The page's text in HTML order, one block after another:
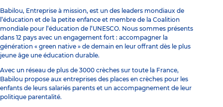
Babilou, Entreprise à mission, est un des leaders mondiaux de
l’éducation et de la petite enfance et membre de la Coalition
mondiale pour l’éducation de l’UNESCO. Nous sommes présents
dans 12 pays avec un engagement fort : accompagner la
génération « green native » de demain en leur offrant dès le plus
jeune âge une éducation durable.
Avec un réseau de plus de 3000 crèches sur toute la France,
Babilou propose aux entreprises des places en crèches pour les
enfants de leurs salariés parents et un accompagnement de leur
politique parentalité.